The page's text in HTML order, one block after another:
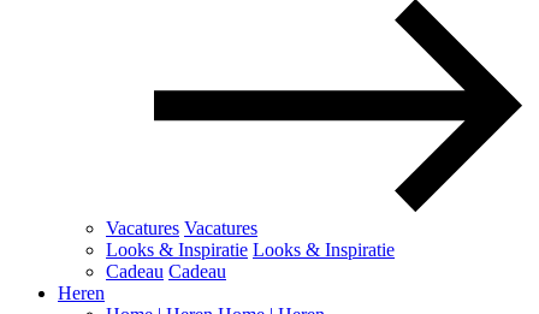
Vacatures Vacatures
Looks & Inspiratie Looks & Inspiratie
Cadeau Cadeau
Heren